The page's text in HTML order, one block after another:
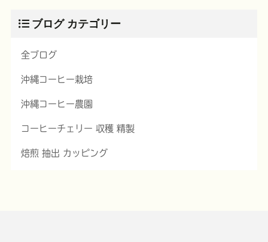
ブログ カテゴリー
全ブログ
沖縄コーヒー栽培
沖縄コーヒー農園
コーヒーチェリー 収穫 精製
焙煎 抽出 カッピング